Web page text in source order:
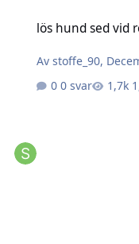
lös hund sed vid
Avstoffe_90,
0 svar